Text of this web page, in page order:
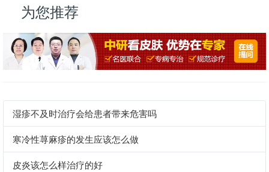
为您推荐
湿疹不及时治疗会给患者带来危害吗
寒冷性荨麻疹的发生应该怎么做
皮炎该怎么样治疗的好